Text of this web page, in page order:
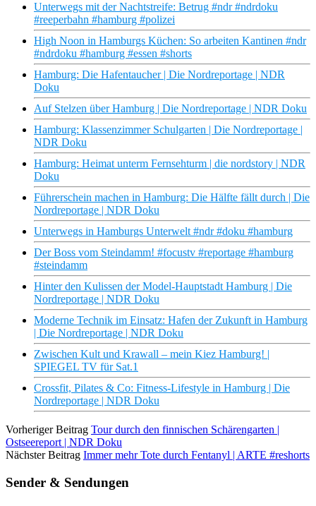
Unterwegs mit der Nachtstreife: Betrug #ndr #ndrdoku
#reeperbahn #hamburg #polizei
High Noon in Hamburgs Küchen: So arbeiten Kantinen #ndr
#ndrdoku #hamburg #essen #shorts
Hamburg: Die Hafentaucher | Die Nordreportage | NDR
Doku
Auf Stelzen über Hamburg | Die Nordreportage | NDR Doku
Hamburg: Klassenzimmer Schulgarten | Die Nordreportage |
NDR Doku
Hamburg: Heimat unterm Fernsehturm | die nordstory | NDR
Doku
Führerschein machen in Hamburg: Die Hälfte fällt durch | Die
Nordreportage | NDR Doku
Unterwegs in Hamburgs Unterwelt #ndr #doku #hamburg
Der Boss vom Steindamm! #focustv #reportage #hamburg
#steindamm
Hinter den Kulissen der Model-Hauptstadt Hamburg | Die
Nordreportage | NDR Doku
Moderne Technik im Einsatz: Hafen der Zukunft in Hamburg
| Die Nordreportage | NDR Doku
Zwischen Kult und Krawall – mein Kiez Hamburg! |
SPIEGEL TV für Sat.1
Crossfit, Pilates & Co: Fitness-Lifestyle in Hamburg | Die
Nordreportage | NDR Doku
Vorheriger Beitrag Tour durch den finnischen Schärengarten |
Ostseereport | NDR Doku
Nächster Beitrag Immer mehr Tote durch Fentanyl | ARTE #reshorts
Sender & Sendungen